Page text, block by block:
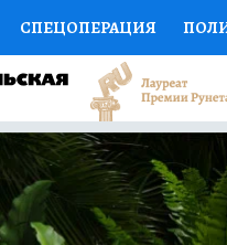
СПЕЦОПЕРАЦИЯ
НАУКА СПОРТ
ДОКТОР
ПРОГНОЗЫ НА СПОРТ